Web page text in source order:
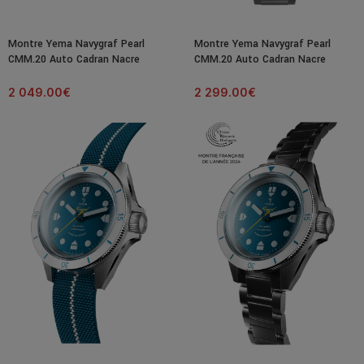
Montre Yema Navygraf Pearl
CMM.20 Auto Cadran Nacre
2 049.00€
Montre Yema Navygraf Pearl
CMM.20 Auto Cadran Nacre
2 299.00€